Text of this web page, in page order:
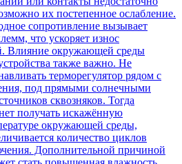
их постепенное ослабление.
сопротивление вызывает
что ускоряет износ
Влияние окружающей среды
также важно. Не
терморегулятор рядом с
под прямыми солнечными
сквозняков. Тогда
получать искажённую
окружающей среды,
количество циклов
Дополнительной причиной